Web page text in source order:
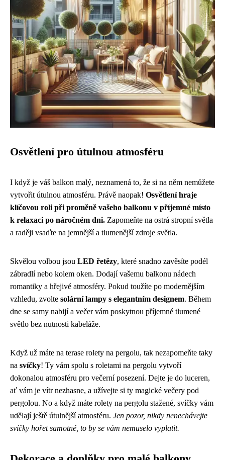
Osvětlení pro útulnou atmosféru
I když je váš balkon malý, neznamená to, že si na něm nemůžete
vytvořit útulnou atmosféru. Právě naopak! Osvětlení hraje
klíčovou roli při proměně vašeho balkonu v příjemné místo
k relaxaci po náročném dni. Zapomeňte na ostrá stropní světla
a raději vsaďte na jemnější a tlumenější zdroje světla.
Skvělou volbou jsou LED řetězy, které snadno zavěsíte podél
zábradlí nebo kolem oken. Dodají vašemu balkonu nádech
romantiky a hřejivé atmosféry. Pokud toužíte po modernějším
vzhledu, zvolte solární lampy s elegantním designem. Během
dne se samy nabijí a večer vám poskytnou příjemné tlumené
světlo bez nutnosti kabeláže.
Když už máte na terase rolety na pergolu, tak nezapomeňte taky
na svíčky! Ty vám spolu s roletami na pergolu vytvoří
dokonalou atmosféru pro večerní posezení. Dejte je do luceren,
ať vám je vítr nezhasne, a užívejte si ty magické večery pod
pergolou. No a když máte rolety na pergolu stažené, svíčky vám
udělají ještě útulnější atmosféru. Jen pozor, nikdy nenechávejte
svíčky hořet samotné, to by se vám nemuselo vyplatit.